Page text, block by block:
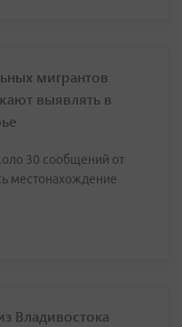
мигрантов
выявлять в
30 сообщений от
местонахождение
Владивостока